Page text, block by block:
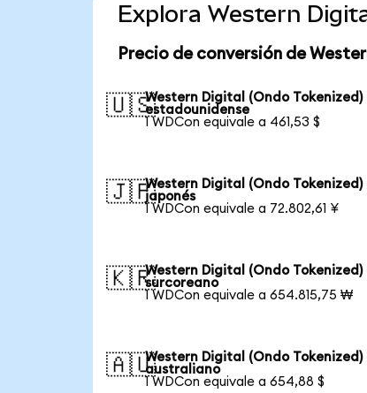
Explora Western
Precio de conversión de
🇺🇸Western Digital (Ondo Tokenized)
estadounidense
1 WDCon equivale a 461,53 $
🇯🇵Western Digital (Ondo Tokenized)
japonés
1 WDCon equivale a 72.802,61 ¥
🇰🇷Western Digital (Ondo Tokenized)
surcoreano
1 WDCon equivale a 654.815,75 ₩
🇦🇺Western Digital (Ondo Tokenized)
australiano
1 WDCon equivale a 654,88 $